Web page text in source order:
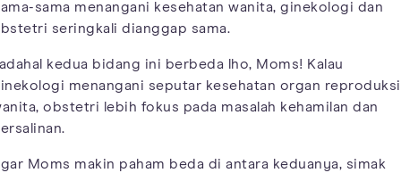
sama menangani kesehatan wanita, ginekologi dan
seringkali dianggap sama.
kedua bidang ini berbeda lho, Moms! Kalau
menangani seputar kesehatan organ reproduksi
obstetri lebih fokus pada masalah kehamilan dan
Moms makin paham beda di antara keduanya, simak